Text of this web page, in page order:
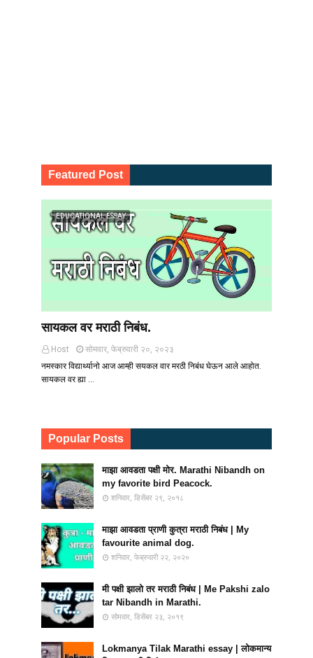
Featured Post
EDUCATIONAL ESSAY
सायकल वर मराठी निबंध.
Host
सोमवार, फेब्रुवारी २०, २०२३
नमस्कार विद्यार्थ्यानो आज आम्ही सयकल वार मरठी निबंध घेऊन आले आहोत.
सायकल वर ह्या …
Popular Posts
माझा आवडता पक्षी मोर. Marathi Nibandh on
my favorite bird Peacock.
शनिवार, डिसेंबर २९, २०१८
माझा आवडता प्राणी कुत्रा मराठी निबंध | My
favourite animal dog.
शनिवार, फेब्रुवारी २२, २०२०
मी पक्षी झालो तर मराठी निबंध | Me Pakshi zalo
tar Nibandh in Marathi.
सोमवार, डिसेंबर २३, २०१९
Lokmanya Tilak Marathi essay | लोकमान्य